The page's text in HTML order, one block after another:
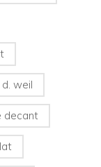
d. weil
decant